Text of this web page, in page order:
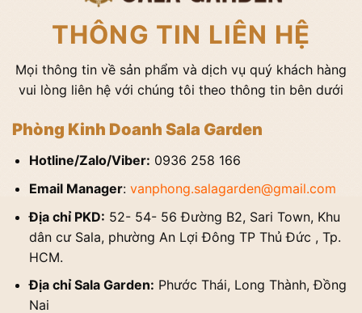
THÔNG TIN LIÊN HỆ
Mọi thông tin về sản phẩm và dịch vụ quý khách hàng
vui lòng liên hệ với chúng tôi theo thông tin bên dưới
Phòng Kinh Doanh Sala Garden
Hotline/Zalo/Viber: 0936 258 166
Email Manager: vanphong.salagarden@gmail.com
Địa chỉ PKD: 52- 54- 56 Đường B2, Sari Town, Khu
dân cư Sala, phường An Lợi Đông TP Thủ Đức , Tp.
HCM.
Địa chỉ Sala Garden: Phước Thái, Long Thành, Đồng
Nai